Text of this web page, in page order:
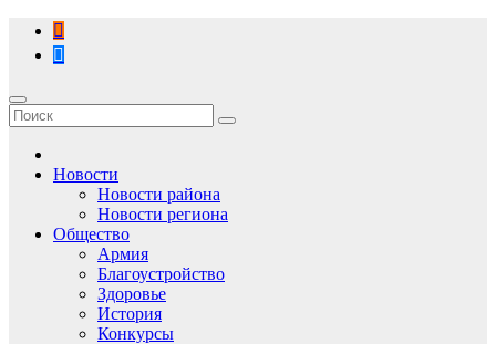
Перейти
содержимому
Новости
Новости района
Новости региона
Общество
Армия
Благоустройство
Здоровье
История
Конкурсы